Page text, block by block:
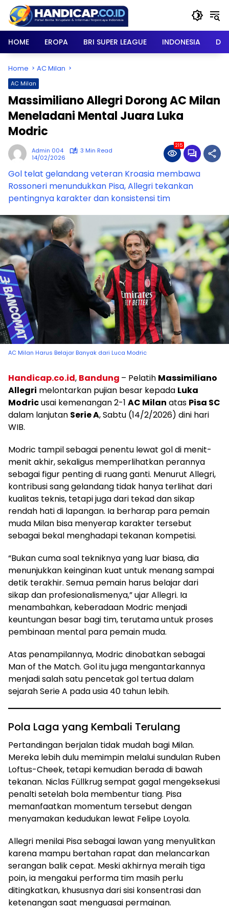
content
HOME
EROPA BRI SUPER LEAGUE INDONESIA
Home AC Milan
AC Milan
Massimiliano Allegri Dorong AC Milan
Meneladani Mental Juara Luka
Modric
Admin 004
3 Min Read
14/02/2026
215
Gol telat gelandang veteran Kroasia membawa
Rossoneri menundukkan Pisa, Allegri tekankan
pentingnya karakter dan konsistensi tim
AC Milan Harus Belajar Banyak dari Luca Modric
Handicap.co.id, Bandung – Pelatih Massimiliano
Allegri melontarkan pujian besar kepada Luka
Modricusai kemenangan 2-1 AC Milan atas Pisa SC
dalam lanjutan Serie A, Sabtu (14/2/2026) dini hari
WIB.
Modric tampil sebagai penentu lewat gol di menit-
menit akhir, sekaligus memperlihatkan perannya
sebagai figur penting di ruang ganti. Menurut Allegri,
kontribusi sang gelandang tidak hanya terlihat dari
kualitas teknis, tetapi juga dari tekad dan sikap
rendah hati di lapangan. Ia berharap para pemain
muda Milan bisa menyerap karakter tersebut
sebagai bekal menghadapi tekanan kompetisi.
“Bukan cuma soal tekniknya yang luar biasa, dia
menunjukkan keinginan kuat untuk menang sampai
detik terakhir. Semua pemain harus belajar dari
sikap dan profesionalismenya,” ujar Allegri. Ia
menambahkan, keberadaan Modric menjadi
keuntungan besar bagi tim, terutama untuk proses
pembinaan mental para pemain muda.
Atas penampilannya, Modric dinobatkan sebagai
Man of the Match. Gol itu juga mengantarkannya
menjadi salah satu pencetak gol tertua dalam
sejarah Serie A pada usia 40 tahun lebih.
Pola Laga yang Kembali Terulang
Pertandingan berjalan tidak mudah bagi Milan.
Mereka lebih dulu memimpin melalui sundulan Ruben
Loftus-Cheek, tetapi kemudian berada di bawah
tekanan. Niclas Füllkrug sempat gagal mengeksekusi
penalti setelah bola membentur tiang. Pisa
memanfaatkan momentum tersebut dengan
menyamakan kedudukan lewat Felipe Loyola.
Allegri menilai Pisa sebagai lawan yang menyulitkan
karena mampu bertahan rapat dan melancarkan
serangan balik cepat. Meski akhirnya meraih tiga
poin, ia mengakui performa tim masih perlu
ditingkatkan, khususnya dari sisi konsentrasi dan
ketenangan saat menguasai permainan.